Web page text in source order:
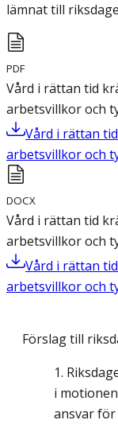
lämnat till
PDF
Vård i rättan tid
arbetsvillkor och
Vård i rättan
arbetsvillkor och
DOCX
Vård i rättan tid
arbetsvillkor och
Vård i rättan
arbetsvillkor och
Förslag till
i
ansvar